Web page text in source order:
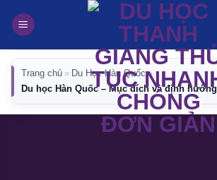
qua
dung
Trang chủ » Du Học Hàn Quốc »
Du học Hàn Quốc – Mục đích và định hướng